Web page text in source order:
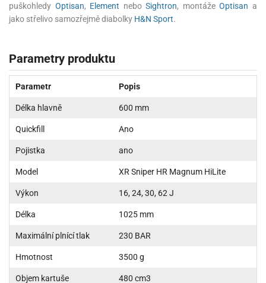
puškohledy Optisan, Element neboSightron, montážeOptisan a
jako střelivo samozřejmě diabolky H&N Sport.
Parametry produktu
Parametr Popis
Délka hlavně 600 mm
Quickfill Ano
Pojistka ano
Model XR Sniper HR Magnum HiLite
Výkon 16, 24, 30, 62 J
Délka 1025 mm
Maximální plnící tlak 230 BAR
Hmotnost 3500 g
Objem kartuše 480 cm3